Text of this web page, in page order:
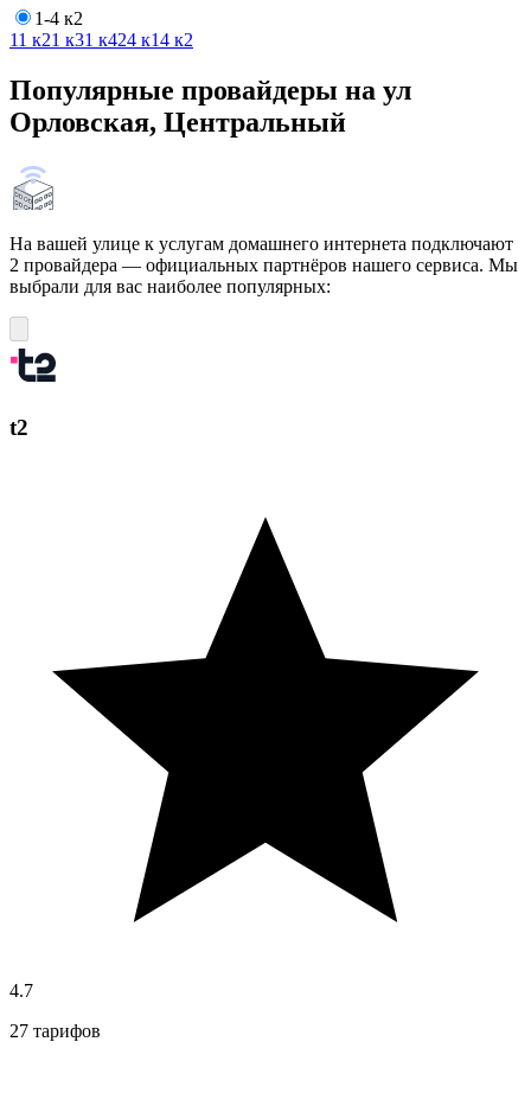
1-4 к2
11 к21 к31 к424 к14 к2
Популярные провайдеры на ул
Орловская, Центральный
На вашей улице к услугам домашнего интернета подключают
2 провайдера — официальных партнёров нашего сервиса. Мы
выбрали для вас наиболее популярных:
t2
4.7
27 тарифов